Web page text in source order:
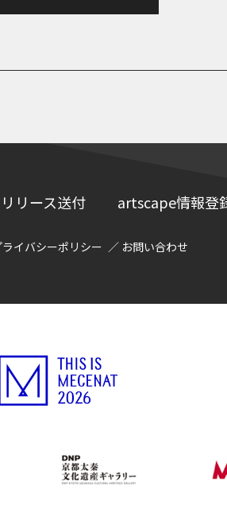
リース送付 artscape情報登
ライバシーポリシー お問い合わせ